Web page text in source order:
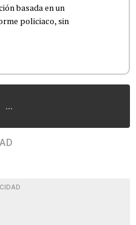
basada en un
policiaco, sin
...